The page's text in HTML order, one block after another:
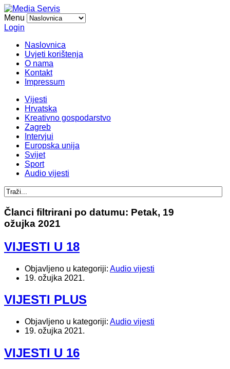
Menu
Login
Naslovnica
Uvjeti korištenja
O nama
Kontakt
Impressum
Vijesti
Hrvatska
Kreativno gospodarstvo
Zagreb
Intervjui
Europska unija
Svijet
Sport
Audio vijesti
Članci filtrirani po datumu: Petak, 19
ožujka 2021
VIJESTI U 18
Objavljeno u kategoriji: Audio vijesti
19. ožujka 2021.
VIJESTI PLUS
Objavljeno u kategoriji: Audio vijesti
19. ožujka 2021.
VIJESTI U 16